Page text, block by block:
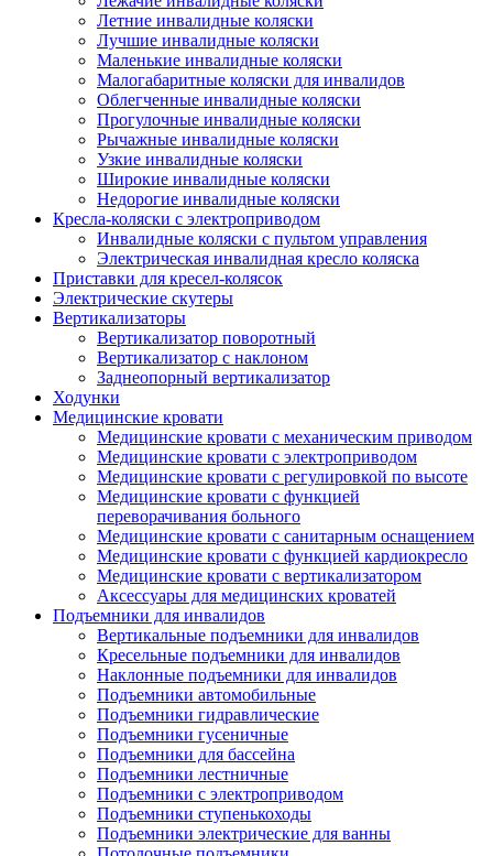
Летние инвалидные коляски
Лучшие инвалидные коляски
Маленькие инвалидные коляски
Малогабаритные коляски для инвалидов
Облегченные инвалидные коляски
Прогулочные инвалидные коляски
Рычажные инвалидные коляски
Узкие инвалидные коляски
Широкие инвалидные коляски
Недорогие инвалидные коляски
Кресла-коляски с электроприводом
Инвалидные коляски с пультом управления
Электрическая инвалидная кресло коляска
Приставки для кресел-колясок
Электрические скутеры
Вертикализаторы
Вертикализатор поворотный
Вертикализатор с наклоном
Заднеопорный вертикализатор
Ходунки
Медицинские кровати
Медицинские кровати с механическим приводом
Медицинские кровати с электроприводом
Медицинские кровати с регулировкой по высоте
Медицинские кровати с функцией
переворачивания больного
Медицинские кровати с санитарным оснащением
Медицинские кровати с функцией кардиокресло
Медицинские кровати с вертикализатором
Аксессуары для медицинских кроватей
Подъемники для инвалидов
Вертикальные подъемники для инвалидов
Кресельные подъемники для инвалидов
Наклонные подъемники для инвалидов
Подъемники автомобильные
Подъемники гидравлические
Подъемники гусеничные
Подъемники для бассейна
Подъемники лестничные
Подъемники с электроприводом
Подъемники ступенькоходы
Подъемники электрические для ванны